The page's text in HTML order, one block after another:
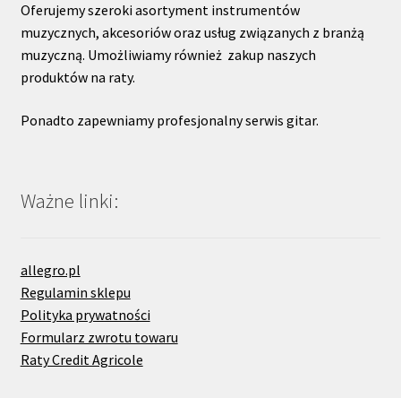
Oferujemy szeroki asortyment instrumentów
muzycznych, akcesoriów oraz usług związanych z branżą
muzyczną. Umożliwiamy również zakup naszych
produktów na raty.
Ponadto zapewniamy profesjonalny serwis gitar.
Ważne linki:
allegro.pl
Regulamin sklepu
Polityka prywatności
Formularz zwrotu towaru
Raty Credit Agricole